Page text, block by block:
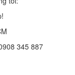
345 887